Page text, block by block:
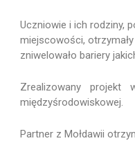
Uczniowie i ich rodziny,
miejscowości,
zniwelowało bariery
Zrealizowany projekt
międzyśrodowiskowej.
Partner z Mołdawii